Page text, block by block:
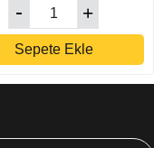
Sepete Ekle